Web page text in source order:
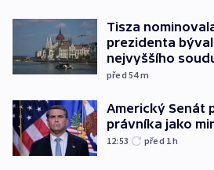
Tisza
prezidenta
nejvyššího
před 54m
Americký Senát
právníka jako
12:53 před 1h